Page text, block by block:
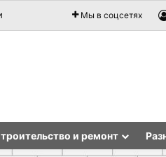
Мы в соцсетях
и ремонт